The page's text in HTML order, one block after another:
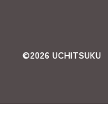
©2026 UCHITSUKU